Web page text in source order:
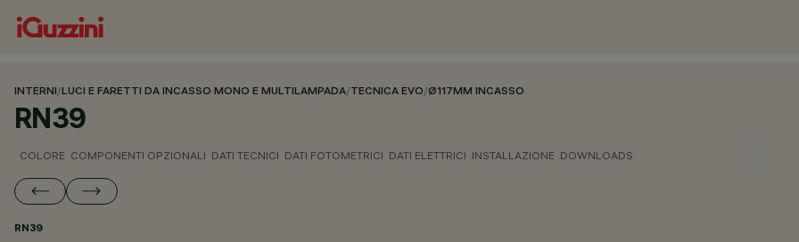
INTERNI/LUCI E FARETTI DA INCASSO MONO E MULTILAMPADA/TECNICA EVO/Ø117MM INCASSO
RN39
COLORE COMPONENTI OPZIONALI DATI TECNICI DATI FOTOMETRICI DATI ELETTRICI INSTALLAZIONE DOWNLOADS
RN39